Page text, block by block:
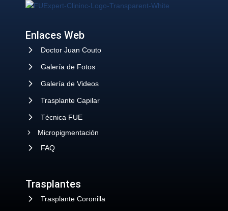
Enlaces Web
Doctor Juan Couto
Galería de Fotos
Galería de Videos
Trasplante Capilar
Técnica FUE
Micropigmentación
FAQ
Trasplantes
Trasplante Coronilla